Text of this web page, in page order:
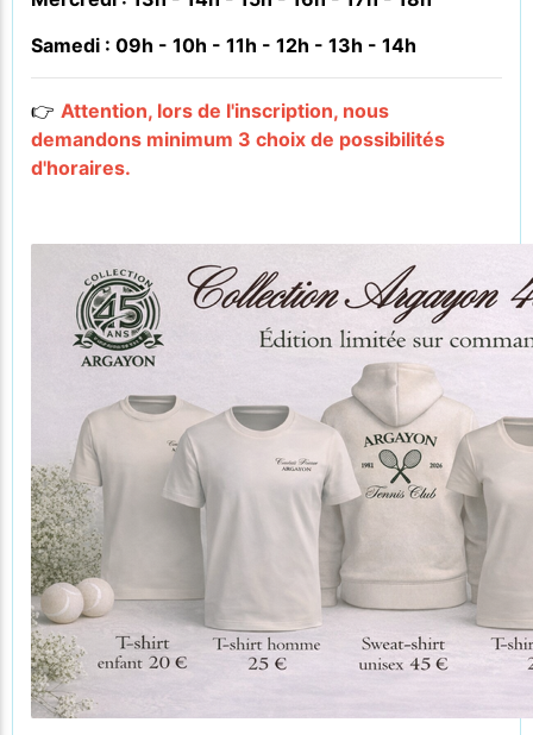
Samedi : 09h - 10h - 11h - 12h - 13h - 14h
👉 Attention, lors de l'inscription, nous
demandons minimum 3 choix de possibilités
d'horaires.